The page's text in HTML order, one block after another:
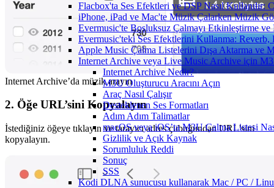
Flacbox'ta Ses Efektleri ve DSP Nasıl Kullanılır:
iPhone, iPad ve Mac'te Müzik Çalarken Müzik
Evermusic'te Boşluksuz Çalmayı Etkinleştirme
Evermusic'teki Ses Efektlerini Kullanma:
Apple Music Çalma Listelerini Dışa Aktarma ve
Internet Archive veya Live Music Archive için
Internet Archive Nedir?
M3U Oluşturucu Aracını Açın
Araç Nasıl Çalışır
Desteklenen Ses Formatları
Adım Adım Talimatlar
macOS veya iOS’ta M3U Çalma Listesi
Gizlilik ve Açık Kaynak
Sorumluluk Reddi
Sonuç
SSS
Kodi DLNA sunucusu kullanarak Mac / PC /
Internet Archive’da müzik arayın
2. Öğe URL’sini Kopyalayın
İstediğiniz öğeye tıklayın ve tarayıcı adres çubuğundan URL’sini
kopyalayın.